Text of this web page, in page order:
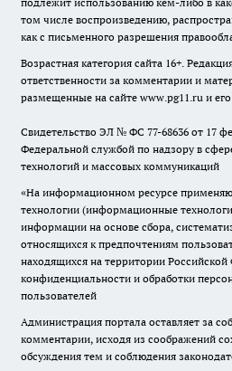
том числе воспроизведению,
как с письменного разрешения
Возрастная категория сайта 16+.
ответственности за комментарии и
размещенные на сайте www.pg11.ru и
Свидетельство ЭЛ № ФС 77-68636 от 17
Федеральной службой по надзору в
технологий и массовых коммуникаций
«На информационном ресурсе
технологии (информационные
информации на основе сбора,
относящихся к предпочтениям
находящихся на территории Российской
конфиденциальности и обработки
пользователей
Администрация портала оставляет за
комментарии, исходя из соображений
обсуждения тем и соблюдения